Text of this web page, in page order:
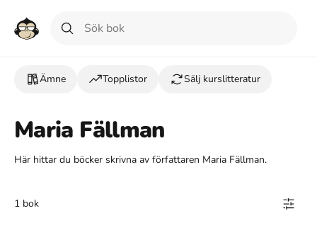
Ämne Topplistor Sälj kurslitteratur
Maria Fällman
Här hittar du böcker skrivna av författaren Maria Fällman.
1 bok